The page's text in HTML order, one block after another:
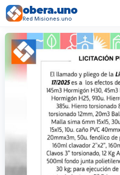
obera.uno
Red Misiones.uno